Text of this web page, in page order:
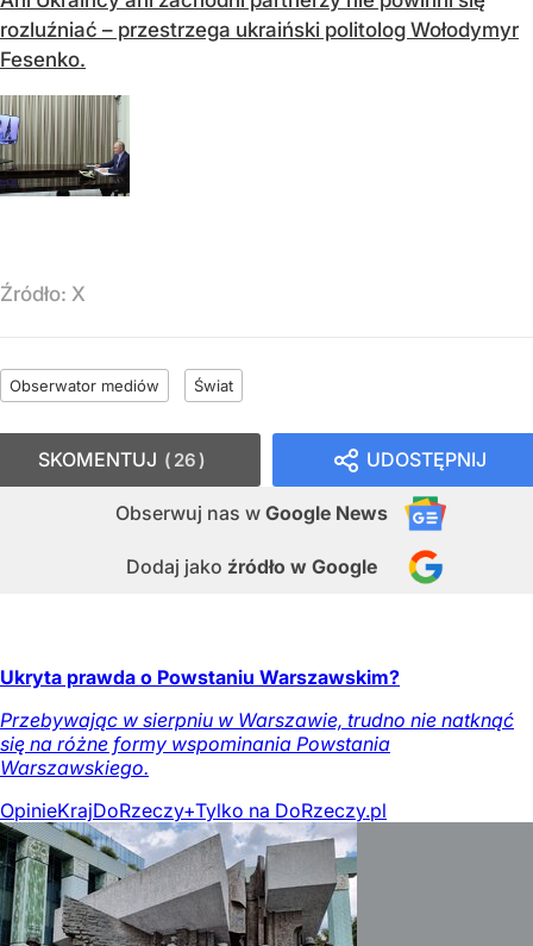
rozluźniać – przestrzega ukraiński politolog Wołodymyr
Fesenko.
Źródło: X
Obserwator mediów Świat
UDOSTĘPNIJ
Obserwuj nas w Google News
Dodaj jako źródło w Google
SKOMENTUJ 26
Ukryta prawda o Powstaniu Warszawskim?
Przebywając w sierpniu w Warszawie, trudno nie natknąć
się na różne formy wspominania Powstania
Warszawskiego.
OpinieKrajDoRzeczy+Tylko na DoRzeczy.pl